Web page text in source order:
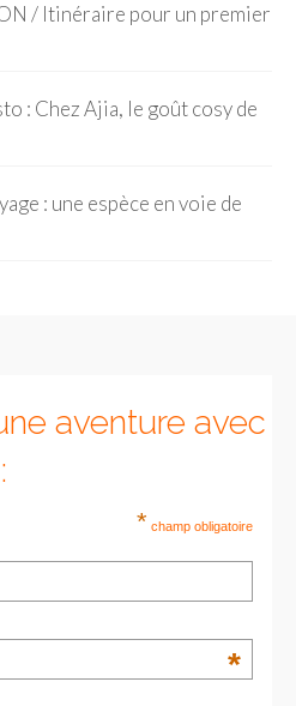
/ Itinéraire pour un premier
: Chez Ajia, le goût cosy de
: une espèce en voie de
aventure avec
* champ obligatoire
*